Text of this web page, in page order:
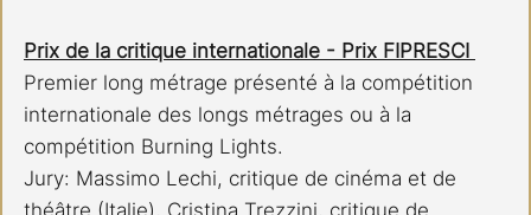
Prix de la critique internationale - Prix FIPRESCI
Premier long métrage présenté à la compétition
internationale des longs métrages ou à la
compétition Burning Lights.
Jury: Massimo Lechi, critique de cinéma et de
théâtre (Italie), Cristina Trezzini, critique de